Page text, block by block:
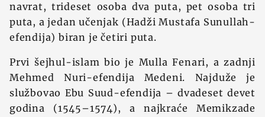
navrat, trideset osoba dva puta, pet osoba tri
puta, a jedan učenjak (Hadži Mustafa Sunullah-
efendija) biran je četiri puta.
Prvi šejhul-islam bio je Mulla Fenari, a zadnji
Mehmed Nuri-efendija Medeni. Najduže je
službovao Ebu Suud-efendija – dvadeset devet
godina (1545–1574), a najkraće Memikzade